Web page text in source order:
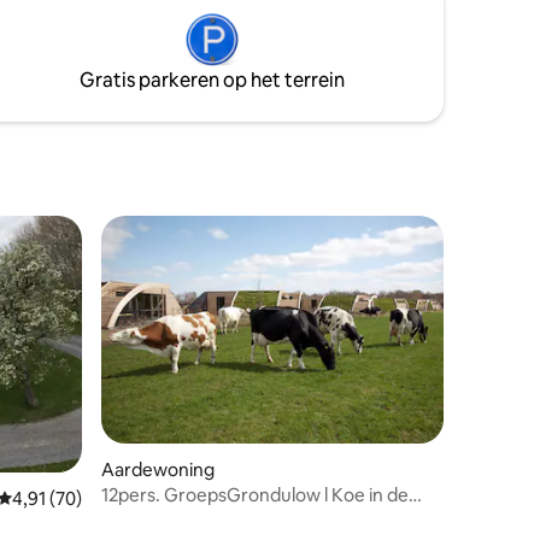
Gratis parkeren op het terrein
beoordeling van 4,91 op 5, 70 recensies
4,91 (70)
Aardewoning
12pers. GroepsGrondulow l Koe in de